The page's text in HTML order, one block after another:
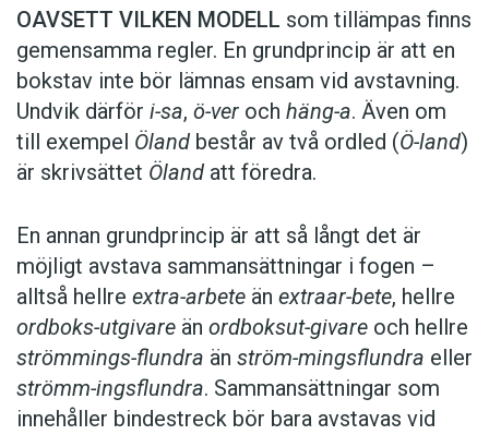
OAVSETT VILKEN MODELL som tillämpas finns
gemensamma regler. En grundprincip är att en
bokstav inte bör lämnas ensam vid avstavning.
Undvik därför i-sa, ö-ver och häng-a. Även om
till exempel Öland består av två ordled (Ö-land)
är skrivsättet Öland att föredra.
En annan grundprincip är att så långt det är
möjligt avstava sammansättningar i fogen –
alltså hellre extra-arbete än extraar-bete, hellre
ordboks-utgivare än ordboksut-givare och hellre
strömmings-flundra än ström-mingsflundra eller
strömm-ingsflundra. Sammansättningar som
innehåller bindestreck bör bara avstavas vid